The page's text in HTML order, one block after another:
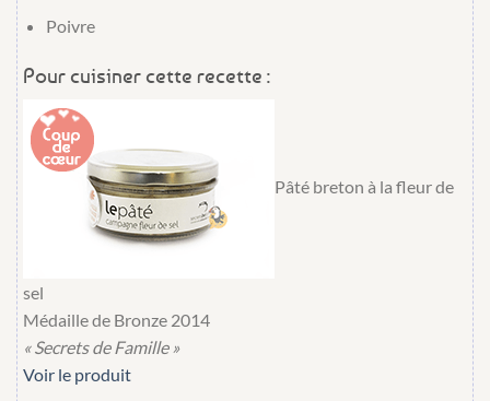
Poivre
Pour cuisiner cette recette :
Pâté breton à la fleur de
sel
Médaille de Bronze 2014
« Secrets de Famille »
Voir le produit